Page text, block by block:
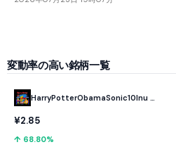
変動率の高い銘柄一覧
HarryPotterObamaSonic10Inu (ETH)
¥2.85
↑ 68.80%